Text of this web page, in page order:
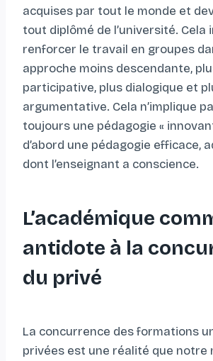
acquises par tout le monde et
tout diplômé de l’université. Cela
renforcer le travail en groupes
approche moins descendante,
participative, plus dialogique et
argumentative. Cela n’implique
toujours une pédagogie «
d’abord une pédagogie efficace,
dont l’enseignant a conscience.
L’académique
antidote à la
du privé
La concurrence des formations
privées est une réalité que notre